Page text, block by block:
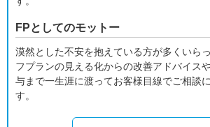
FPとしてのモットー
漠然とした不安を抱えている方が多くいら
フプランの見える化からの改善アドバイス
与まで一生涯に渡ってお客様目線でご相談
す。